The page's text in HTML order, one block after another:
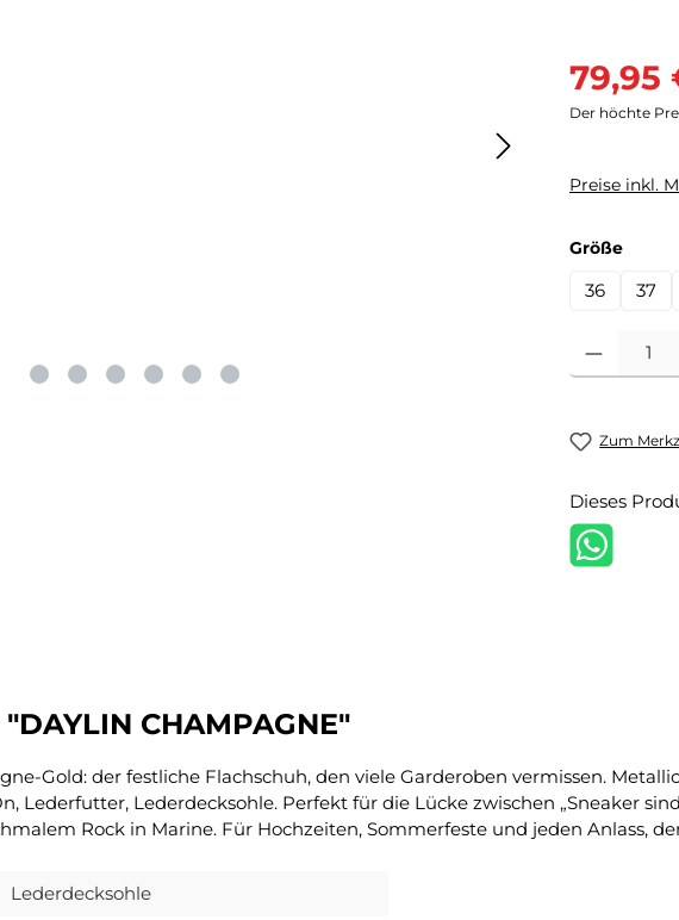
79,95
Der höchte
Preise inkl.
Größe
36 37
Produkt
Zum
Dieses
CHAMPAGNE"
Gold: der festliche Flachschuh, den viele Garderoben vermissen.
Lederfutter, Lederdecksohle. Perfekt für die Lücke zwischen „Sneaker
Rock in Marine. Für Hochzeiten, Sommerfeste und jeden Anlass,
Lederdecksohle